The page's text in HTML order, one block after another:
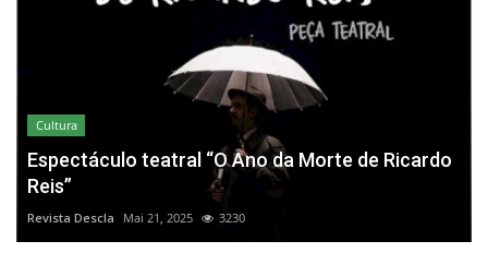
Cultura
Espectáculo teatral “O Ano da Morte de Ricardo
Reis”
Revista Descla Mai 21, 2025 3230